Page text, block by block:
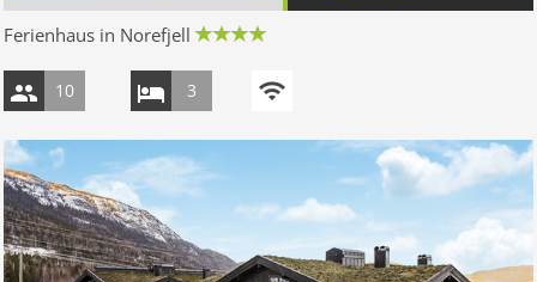
Ferienhaus in Norefjell
10 3